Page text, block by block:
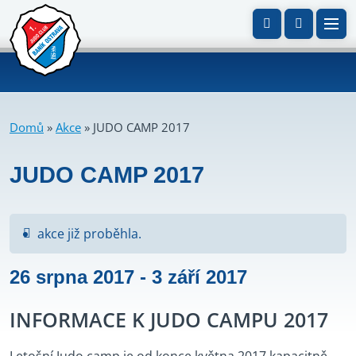
Domů » Akce » JUDO CAMP 2017
JUDO CAMP 2017
akce již proběhla.
26 srpna 2017 - 3 září 2017
INFORMACE K JUDO CAMPU 2017